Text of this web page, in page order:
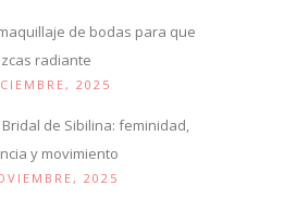
de bodas para que
radiante
2025
de Sibilina: feminidad,
y movimiento
2025